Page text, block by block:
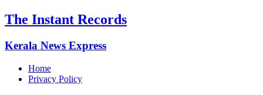
The Instant Records
Kerala News Express
Home
Privacy Policy